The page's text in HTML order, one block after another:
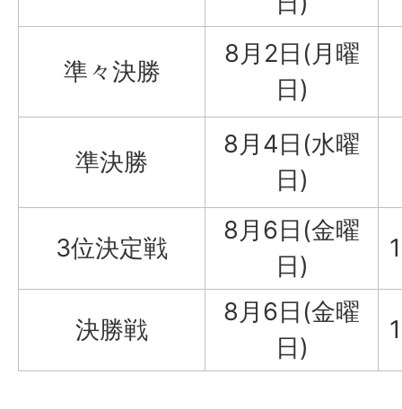
準々決勝
8月2日(月曜
日)
準決勝
8月4日(水曜
日)
3位決定戦
8月6日(金曜
日)
決勝戦
8月6日(金曜
日)